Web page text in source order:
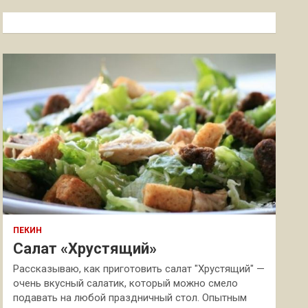
к
ПЕКИН
Салат «Хрустящий»
Рассказываю, как приготовить салат "Хрустящий" —
очень вкусный салатик, который можно смело
подавать на любой праздничный стол. Опытным